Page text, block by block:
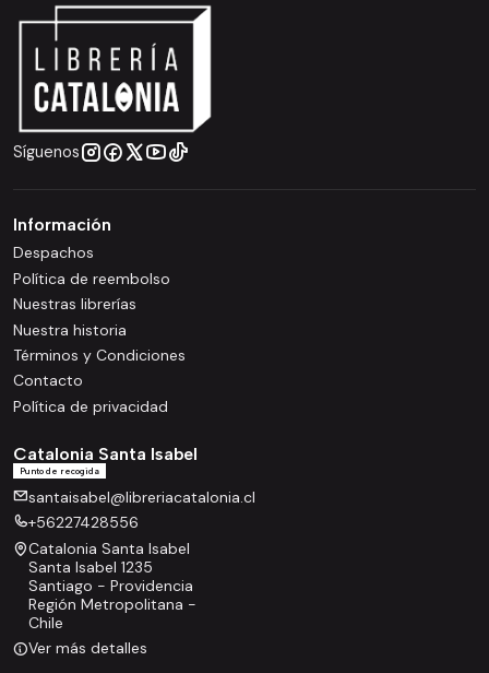
Síguenos
Información
Despachos
Política de reembolso
Nuestras librerías
Nuestra historia
Términos y Condiciones
Contacto
Política de privacidad
Catalonia Santa Isabel
Punto de recogida
santaisabel@libreriacatalonia.cl
+56227428556
Catalonia Santa Isabel
Santa Isabel 1235
Santiago - Providencia
Región Metropolitana -
Chile
Ver más detalles